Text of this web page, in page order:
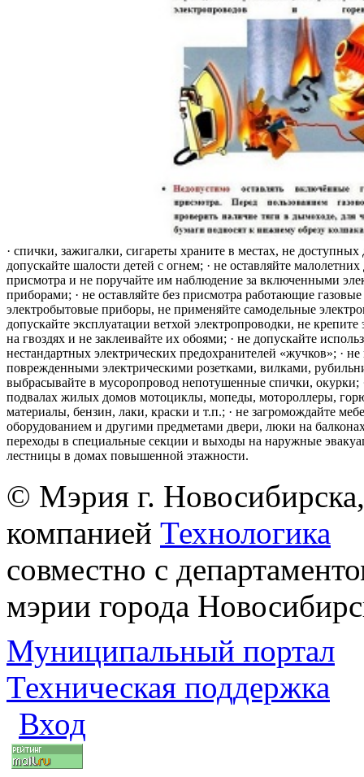
· спички, зажигалки, сигареты храните в местах, не доступных
допускайте шалости детей с огнем; · не оставляйте малолетних
присмотра и не поручайте им наблюдение за включенными
приборами; · не оставляйте без присмотра работающие
электробытовые приборы, не применяйте самодельные
допускайте эксплуатации ветхой электропроводки, не крепите
на гвоздях и не заклеивайте их обоями; · не допускайте
нестандартных электрических предохранителей «жучков»; · не
поврежденными электрическими розетками, вилками,
выбрасывайте в мусоропровод непотушенные спички, окурки;
подвалах жилых домов мотоциклы, мопеды, мотороллеры,
материалы, бензин, лаки, краски и т.п.; · не загромождайте
оборудованием и другими предметами двери, люки на
переходы в специальные секции и выходы на наружные
лестницы в домах повышенной этажности.
© Мэрия г.
компанией Технологика
совместно с
мэрии города
Муниципальный портал
Техническая поддержка
Вход